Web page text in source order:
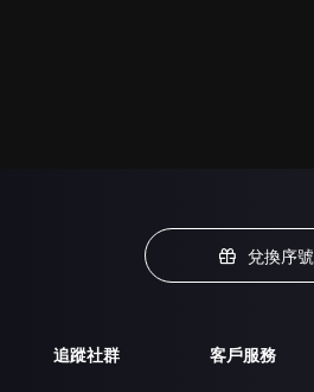
兌換序號
追蹤社群 客戶服務